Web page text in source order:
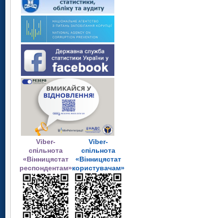
Viber-
спільнота
«Вінницястат
респондентам»
Viber-
спільнота
«Вінницястат
користувачам»